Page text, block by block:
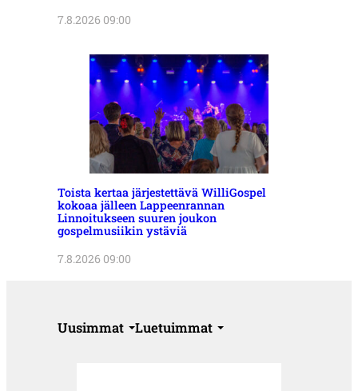
7.8.2026 09:00
Toista kertaa järjestettävä WilliGospel
kokoaa jälleen Lappeenrannan
Linnoitukseen suuren joukon
gospelmusiikin ystäviä
7.8.2026 09:00
Uusimmat Luetuimmat